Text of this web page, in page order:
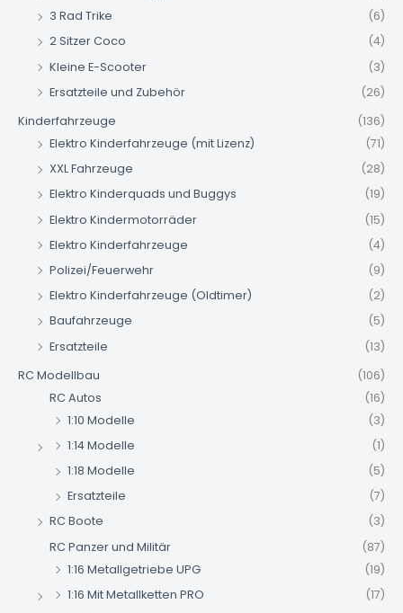
3 Rad Trike
(6)
2 Sitzer Coco
(4)
Kleine E-Scooter
(3)
Ersatzteile und Zubehör
(26)
Kinderfahrzeuge
(136)
Elektro Kinderfahrzeuge (mit Lizenz)
(71)
XXL Fahrzeuge
(28)
Elektro Kinderquads und Buggys
(19)
Elektro Kindermotorräder
(15)
Elektro Kinderfahrzeuge
(4)
Polizei/Feuerwehr
(9)
Elektro Kinderfahrzeuge (Oldtimer)
(2)
Baufahrzeuge
(5)
Ersatzteile
(13)
RC Modellbau
(106)
RC Autos
(16)
1:10 Modelle
(3)
1:14 Modelle
(1)
1:18 Modelle
(5)
Ersatzteile
(7)
RC Boote
(3)
RC Panzer und Militär
(87)
1:16 Metallgetriebe UPG
(19)
1:16 Mit Metallketten PRO
(17)